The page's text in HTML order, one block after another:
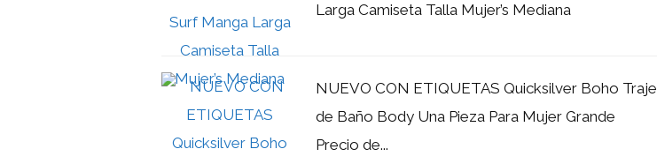
Larga Camiseta Talla Mujer’s Mediana
NUEVO CON ETIQUETAS Quicksilver Boho Traje
de Baño Body Una Pieza Para Mujer Grande
Precio de...